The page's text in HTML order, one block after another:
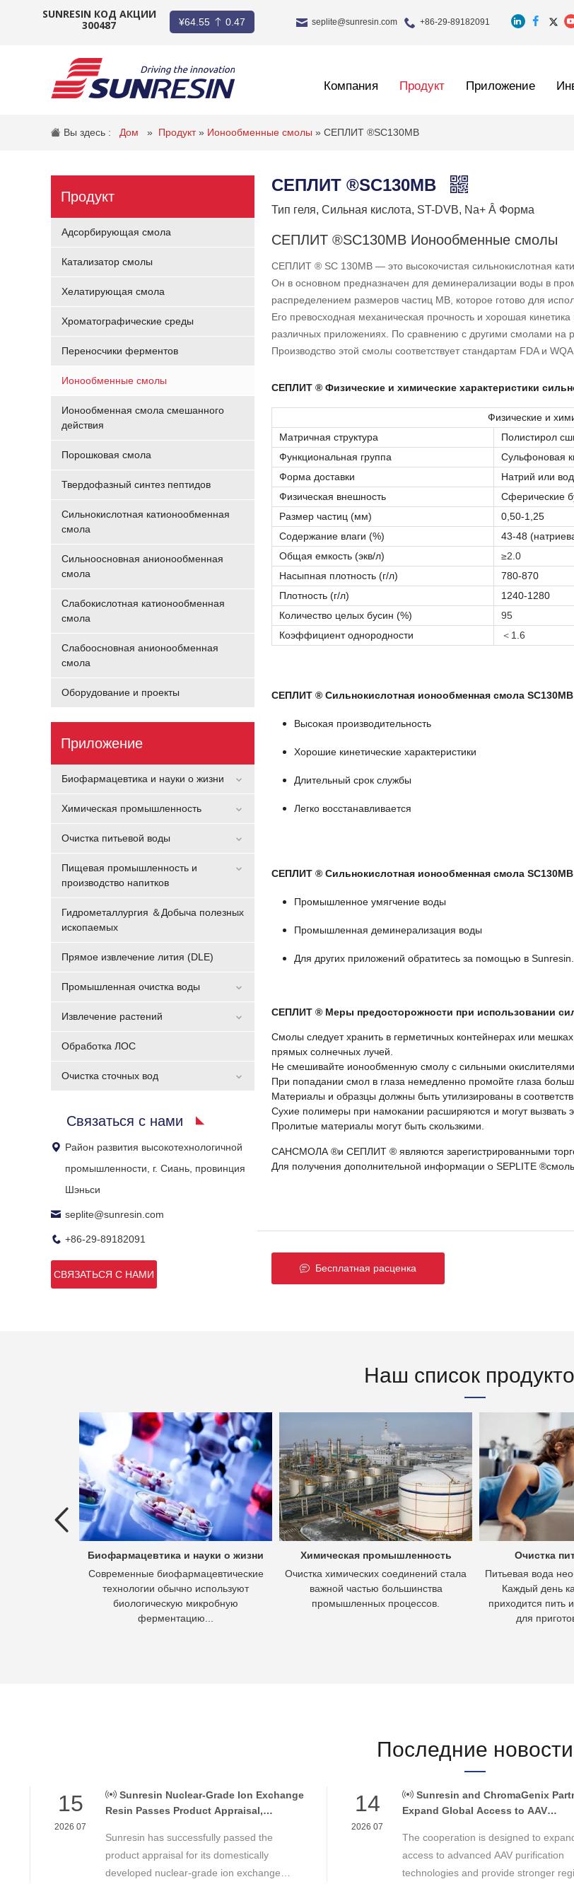
КОМПАНИЯ
SUNRESIN КОД АКЦИИ
300487
¥64.55 0.47 seplite@sunresin.com +86-29-89182091
Компания Продукт Приложение
Вы здесь : Дом » Продукт» Ионообменные смолы » СЕПЛИТ ®SC130MB
СЕПЛИТ ®SC130MB
Тип геля, Сильная кислота, ST-DVB, Na+ Â Форма
СЕПЛИТ ®SC130MB Ионообменные смолы
СЕПЛИТ ® SC 130MB — это высокочистая сильнокислотная
Он в основном предназначен для деминерализации воды в
распределением размеров частиц MB, которое готово для
Его превосходная механическая прочность и хорошая
различных приложениях. По сравнению с другими смолами на
Производство этой смолы соответствует стандартам FDA и
СЕПЛИТ ® Физические и химические характеристики
Физические и
Матричная структура
Полистирол
Функциональная группа
Сульфоновая
Форма доставки
Натрий или
Физическая внешность
Сферические
Размер частиц (мм)
0,50-1,25
Содержание влаги (%)
43-48
Общая емкость (экв/л)
≥2.0
Насыпная плотность (г/л)
780-870
Плотность (г/л)
1240-1280
Количество целых бусин (%)
95
Коэффициент однородности
＜1.6
СЕПЛИТ ® Сильнокислотная ионообменная смола
Высокая производительность
Хорошие кинетические характеристики
Длительный срок службы
Легко восстанавливается
СЕПЛИТ ® Сильнокислотная ионообменная смола
Промышленное умягчение воды
Промышленная деминерализация воды
Для других приложений обратитесь за помощью в Sunresin.
СЕПЛИТ ® Меры предосторожности при использовании
Смолы следует хранить в герметичных контейнерах или
прямых солнечных лучей.
Не смешивайте ионообменную смолу с сильными
При попадании смол в глаза немедленно промойте глаза
Материалы и образцы должны быть утилизированы в
Сухие полимеры при намокании расширяются и могут вызвать
Пролитые материалы могут быть скользкими.
САНСМОЛА ®и СЕПЛИТ ® являются зарегистрированными
Для получения дополнительной информации о SEPLITE
Бесплатная расценка
Продукт
Адсорбирующая смола
Катализатор смолы
Хелатирующая смола
Хроматографические среды
Переносчики ферментов
Ионообменные смолы
Ионообменная смола смешанного
действия
Порошковая смола
Твердофазный синтез пептидов
Сильнокислотная катионообменная
смола
Сильноосновная анионообменная
смола
Слабокислотная катионообменная
смола
Слабоосновная анионообменная
смола
Оборудование и проекты
Приложение
Биофармацевтика и науки о жизни
Химическая промышленность
Очистка питьевой воды
Пищевая промышленность и
производство напитков
Гидрометаллургия ＆Добыча полезных
ископаемых
Прямое извлечение лития (DLE)
Промышленная очистка воды
Извлечение растений
Обработка ЛОС
Очистка сточных вод
Связаться с нами
Район развития высокотехнологичной
промышленности, г. Сиань, провинция
Шэньси
seplite@sunresin.com
+86-29-89182091
СВЯЗАТЬСЯ С НАМИ
Наш список
Биофармацевтика и науки о жизни
Современные биофармацевтические
технологии обычно используют
биологическую микробную
ферментацию...
Химическая промышленность
Очистка химических соединений стала
важной частью большинства
промышленных процессов.
Очистка
Питьевая вода
Каждый день
приходится пить
для
Последние новости
15
2026 07
Sunresin Nuclear-Grade Ion Exchange
Resin Passes Product Appraisal,
Chemistry Control
Sunresin has successfully passed the
product appraisal for its domestically
developed nuclear-grade ion exchange
14
2026 07
Sunresin and ChromaGenix
Expand Global Access to AAV
The cooperation is designed to
access to advanced AAV purification
technologies and provide stronger